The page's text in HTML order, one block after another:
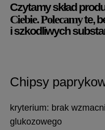
Czytamy skład
Ciebie.Polecamyte,
i szkodliwych
Chipsy
kryterium: brak
glukozowego